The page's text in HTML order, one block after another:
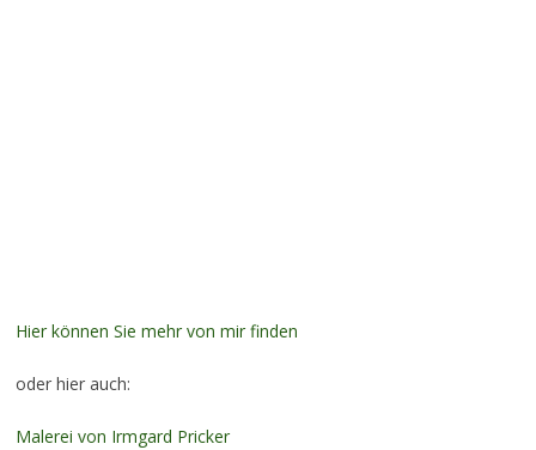
Hier können Sie mehr von mir finden
oder hier auch:
Malerei von Irmgard Pricker